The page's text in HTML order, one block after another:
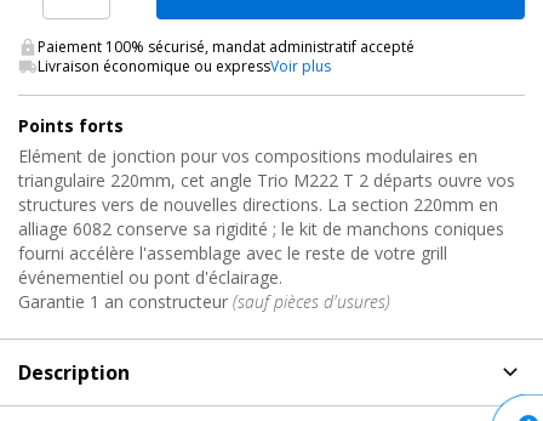
Paiement 100% sécurisé, mandat administratif accepté
Livraison économique ou expressVoir plus
Points forts
Elément de jonction pour vos compositions modulaires en
triangulaire 220mm, cet angle Trio M222 T 2 départs ouvre vos
structures vers de nouvelles directions. La section 220mm en
alliage 6082 conserve sa rigidité ; le kit de manchons coniques
fourni accélère l'assemblage avec le reste de votre grill
événementiel ou pont d'éclairage.
Garantie 1 an constructeur (sauf pièces d'usures)
Description